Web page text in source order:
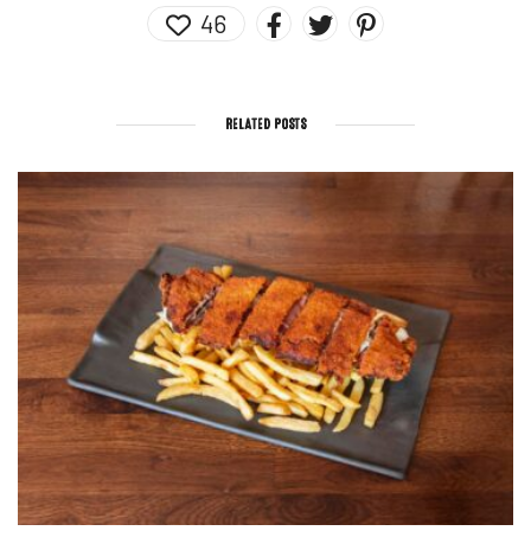
46
RELATED POSTS